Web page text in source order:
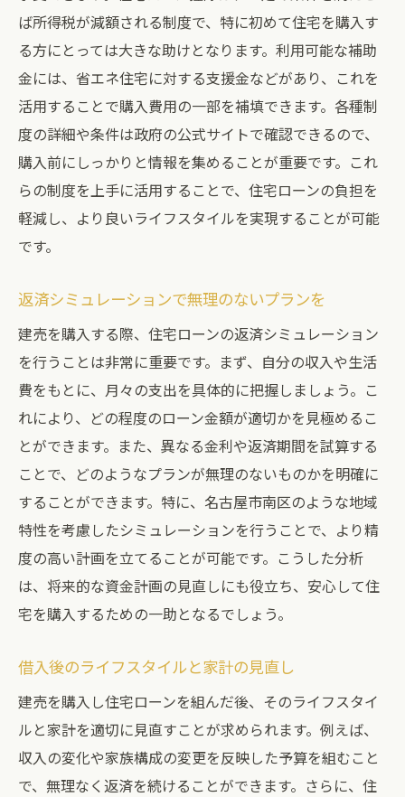
ば所得税が減額される制度で、特に初めて住宅を購入す
る方にとっては大きな助けとなります。利用可能な補助
金には、省エネ住宅に対する支援金などがあり、これを
活用することで購入費用の一部を補填できます。各種制
度の詳細や条件は政府の公式サイトで確認できるので、
購入前にしっかりと情報を集めることが重要です。これ
らの制度を上手に活用することで、住宅ローンの負担を
軽減し、より良いライフスタイルを実現することが可能
です。
返済シミュレーションで無理のないプランを
建売を購入する際、住宅ローンの返済シミュレーション
を行うことは非常に重要です。まず、自分の収入や生活
費をもとに、月々の支出を具体的に把握しましょう。こ
れにより、どの程度のローン金額が適切かを見極めるこ
とができます。また、異なる金利や返済期間を試算する
ことで、どのようなプランが無理のないものかを明確に
することができます。特に、名古屋市南区のような地域
特性を考慮したシミュレーションを行うことで、より精
度の高い計画を立てることが可能です。こうした分析
は、将来的な資金計画の見直しにも役立ち、安心して住
宅を購入するための一助となるでしょう。
借入後のライフスタイルと家計の見直し
建売を購入し住宅ローンを組んだ後、そのライフスタイ
ルと家計を適切に見直すことが求められます。例えば、
収入の変化や家族構成の変更を反映した予算を組むこと
で、無理なく返済を続けることができます。さらに、住